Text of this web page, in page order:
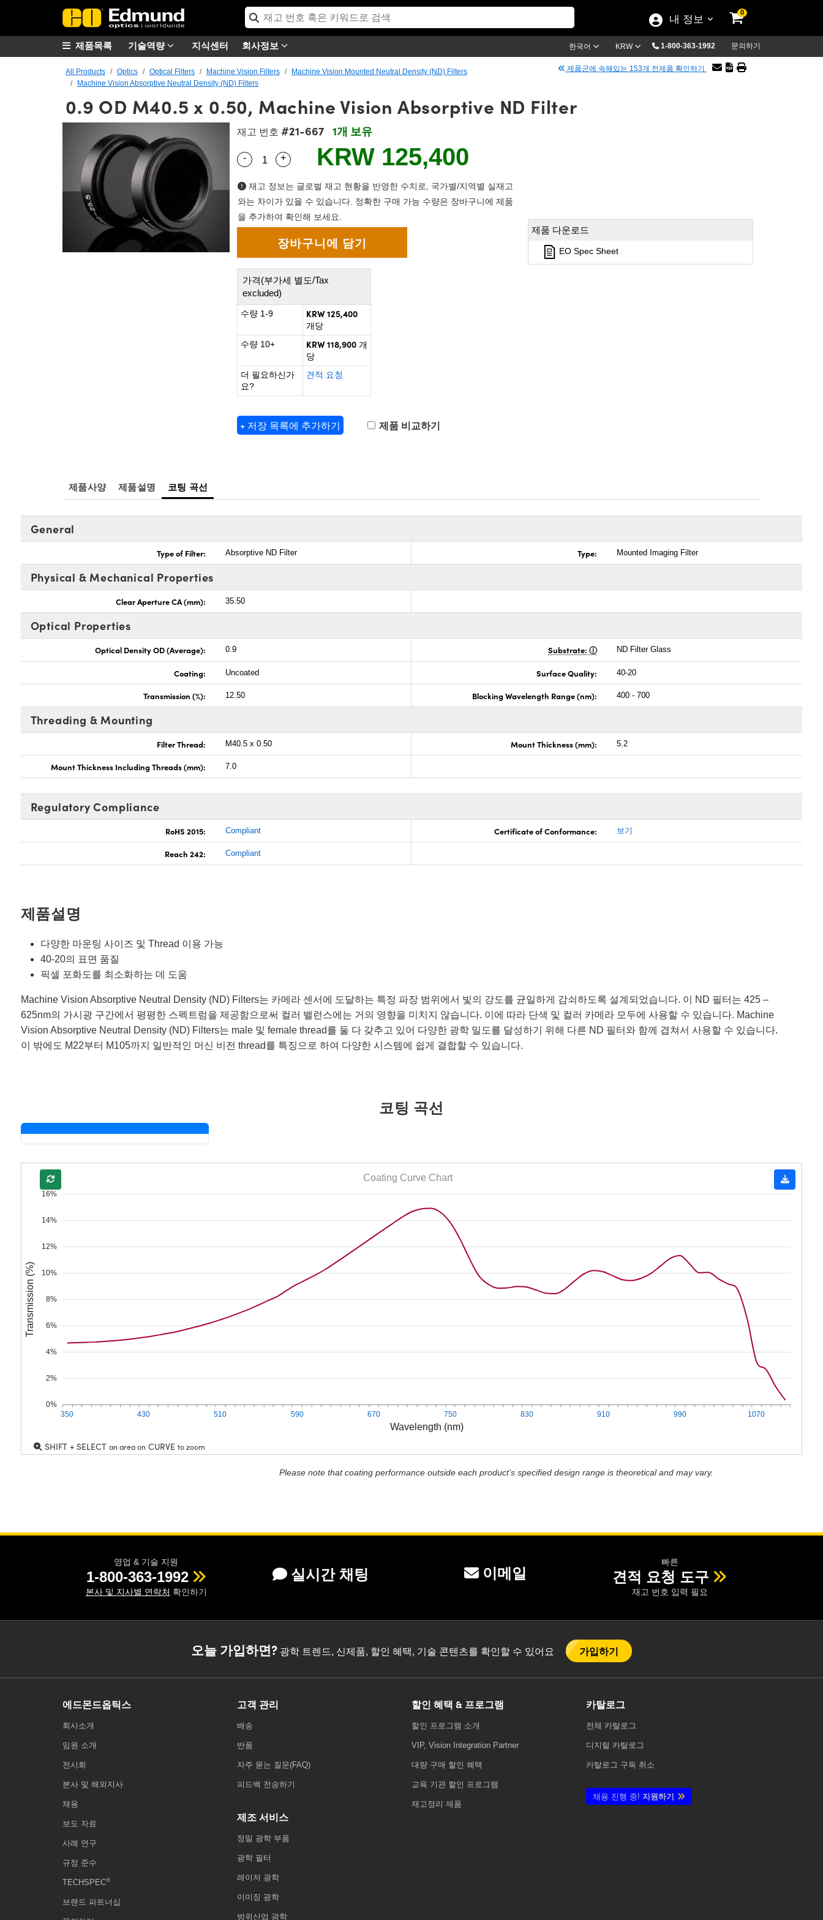
내 정보
0
기술역량 지식센터 회사정보 한국어 KRW 1-800-363-1992 문의하기
제품목록
All Products Optics Optical Filters Machine Vision Filters
Machine Vision Mounted Neutral Density (ND) Filters
Machine Vision Absorptive Neutral Density (ND) Filters
제품군에 속해있는 153개 전제품 확인하기
0.9 OD M40.5 x 0.50, Machine Vision Absorptive ND Filter
재고 번호 #21-667 1개 보유
Quantity Selector
- Use the plus and minus buttons to adjust the quantity.
+ KRW 125,400
재고 정보는 글로벌 재고 현황을 반영한 수치로, 국가별/지역별 실재고
와는 차이가 있을 수 있습니다. 정확한 구매 가능 수량은 장바구니에 제품
을 추가하여 확인해 보세요.
가격(부가세 별도/Tax
excluded)
수량 1-9 KRW 125,400
개당
수량 10+
KRW 118,900 개
당
더 필요하신가
요?
견적 요청
+ 저장 목록에 추가하기 제품 비교하기
제품 다운로드
EO Spec Sheet
제품사양 제품설명 코팅 곡선
General
Type of Filter: Absorptive ND Filter Type: Mounted Imaging Filter
Physical & Mechanical Properties
Clear Aperture CA (mm): 35.50
Optical Properties
Optical Density OD (Average): 0.9 Substrate: ND Filter Glass
Coating: Uncoated Surface Quality: 40-20
Transmission (%): 12.50 Blocking Wavelength Range (nm): 400 - 700
Threading & Mounting
Filter Thread: M40.5 x 0.50 Mount Thickness (mm): 5.2
Mount Thickness Including Threads (mm): 7.0
Regulatory Compliance
RoHS 2015: Compliant Certificate of Conformance: 보기
Reach 242: Compliant
제품설명
다양한 마운팅 사이즈 및 Thread 이용 가능
40-20의 표면 품질
픽셀 포화도를 최소화하는 데 도움
Machine Vision Absorptive Neutral Density (ND) Filters는 카메라 센서에 도달하는 특정 파장 범위에서 빛의 강도를 균일하게 감쇠하도록 설계되었습니다. 이 ND 필터는 425 –
625nm의 가시광 구간에서 평평한 스펙트럼을 제공함으로써 컬러 밸런스에는 거의 영향을 미치지 않습니다. 이에 따라 단색 및 컬러 카메라 모두에 사용할 수 있습니다. Machine
Vision Absorptive Neutral Density (ND) Filters는 male 및 female thread를 둘 다 갖추고 있어 다양한 광학 밀도를 달성하기 위해 다른 ND 필터와 함께 겹쳐서 사용할 수 있습니다.
이 밖에도 M22부터 M105까지 일반적인 머신 비전 thread를 특징으로 하여 다양한 시스템에 쉽게 결합할 수 있습니다.
코팅 곡선
Wavelength (nm)
350 430 510 590 670 750 830 910 990 1070
0%
2%
4%
6%
8%
10%
12%
14%
16%
Transmission (%)
Coating Curve Chart
SHIFT + SELECT an area onCURVE to zoom
Please note that coating performance outside each product’s specified design range is theoretical and may vary.
영업 & 기술 지원
1-800-363-1992
본사 및 지사별 연락처 확인하기
실시간 채팅 이메일
빠른
견적 요청 도구
재고 번호 입력 필요
오늘 가입하면?광학 트렌드, 신제품, 할인 혜택, 기술 콘텐츠를 확인할 수 있어요 가입하기
에드몬드옵틱스
회사소개
임원 소개
전시회
본사 및 해외지사
채용
보도 자료
사례 연구
규정 준수
TECHSPEC®
브랜드 파트너십
고객 관리
배송
반품
자주 묻는 질문(FAQ)
피드백 전송하기
제조 서비스
정밀 광학 부품
광학 필터
레이저 광학
이미징 광학
방위산업 광학
할인 혜택 & 프로그램
할인 프로그램 소개
VIP, Vision Integration Partner
대량 구매 할인 혜택
교육 기관 할인 프로그램
재고정리 제품
카탈로그
전체 카탈로그
디지털 카탈로그
카탈로그 구독 취소
채용 진행 중! 지원하기